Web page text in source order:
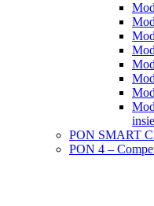
PON SMART
PON 4 –